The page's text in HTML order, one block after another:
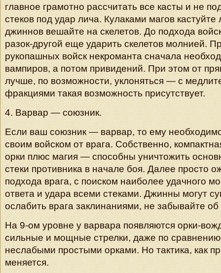
главное грамотно рассчитать все касты и не
стеков под удар лича. Кулаками магов кастуйте
джиннов вешайте на скелетов. До подхода
разок-другой еще ударить скелетов молнией.
рукопашных войск некроманта сначала
вампиров, а потом привидений. При этом от
лучше, по возможности, уклоняться — с
фракциями такая возможность присутствует.
4. Варвар — союзник.
Если ваш союзник — варвар, то ему
своим войском от врага. Собственно,
орки плюс магия — способны уничтожить
стеки противника в начале боя. Далее просто
подхода врага, с поиском наиболее удачного
ответа и удара всеми стеками. Джинны могут
ослабить врага заклинаниями, не забывайте об
На 9-ом уровне у варвара появляются орки-
сильные и мощные стрелки, даже по
неслабыми простыми орками. Но тактика, как
меняется.